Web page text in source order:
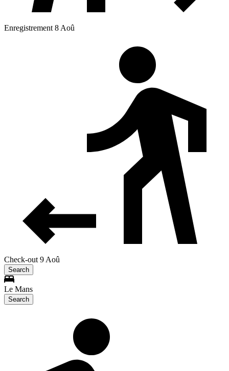
Enregistrement 8 Aoû
Check-out 9 Aoû
Search
Le Mans
Search